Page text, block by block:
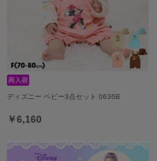
ディズニー ベビー3点セット 0636B
￥6,160